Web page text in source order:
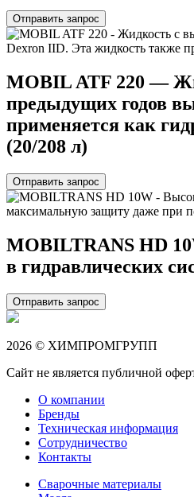
Отправить запрос
MOBIL ATF 220 —
предыдущих годов
применяется как
(20/208 л)
Отправить запрос
MOBILTRANS HD
в гидравлических
Отправить запрос
2026 © ХИМПРОМГРУПП
Сайт не является публичной
О компании
Бренды
Техническая информация
Сотрудничество
Контакты
Сварочные материалы